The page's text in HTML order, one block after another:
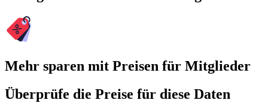
Mehr sparen mit Preisen für Mitglieder
Überprüfe die Preise für diese Daten